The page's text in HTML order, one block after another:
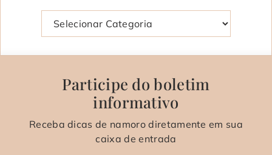
Participe do boletim
informativo
Receba dicas de namoro diretamente em sua
caixa de entrada